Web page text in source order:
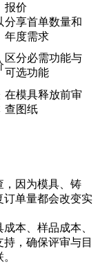
报价
分享首单数量和
年度需求
区分必需功能与
可选功能
在模具释放前审
查图纸
，因为模具、铸
订单量都会改变实
本、样品成本、
持 ，确保评审与目